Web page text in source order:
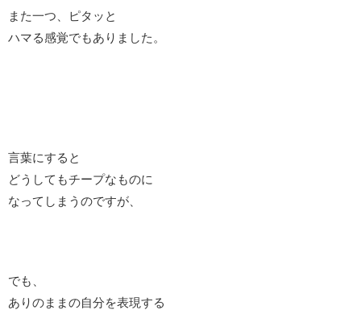
また一つ、ピタッと
ハマる感覚でもありました。
言葉にすると
どうしてもチープなものに
なってしまうのですが、
でも、
ありのままの自分を表現する